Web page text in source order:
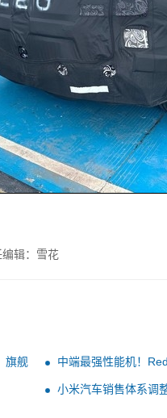
辑：雪花
旗舰
中端最强性能机！
1509元
小米汽车销售体系调